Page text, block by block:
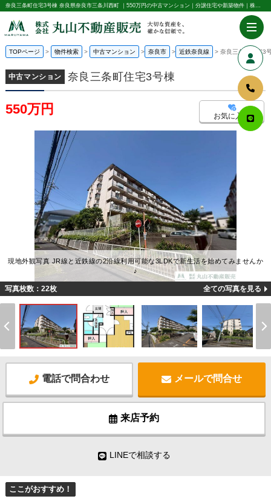
奈良三条町住宅3号棟 奈良県奈良市三条川西町 ｜550万円の中古マンション｜分譲住宅や新築物件｜株式会社丸山不動産販売
TOPページ 物件検索 中古マンション 奈良市 近鉄奈良線 奈良三条町住宅3
中古マンション 奈良三条町住宅3号棟
550万円 お気に入り
現地外観写真 JR線と近鉄線の2沿線利用可能な3LDKで新生活を始めてみませんか
♪
写真枚数：22枚 全ての写真を見る
電話で問合わせ メールで問合せ
来店予約
LINEで相談する
ここがおすすめ！